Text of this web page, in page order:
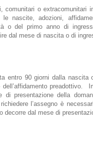
comunitari o
nascite, adozioni,
o del primo anno di
dal mese di nascita o di
entro 90 giorni dalla nascita
dell’affidamento
di presentazione della
l’assegno è
decorre dal mese di